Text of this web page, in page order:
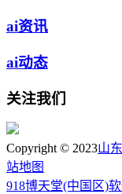
ai资讯
ai动态
关注我们
Copyright © 2023山
站地图
918博天堂(中国区)